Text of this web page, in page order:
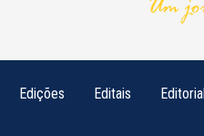
Edições Editais Editorial